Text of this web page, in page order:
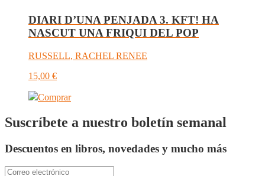
DIARI D’UNA PENJADA 3. KFT! HA
NASCUT UNA FRIQUI DEL POP
RUSSELL, RACHEL RENEE
15,00 €
Comprar
Suscríbete a nuestro boletín semanal
Descuentos en libros, novedades y mucho más